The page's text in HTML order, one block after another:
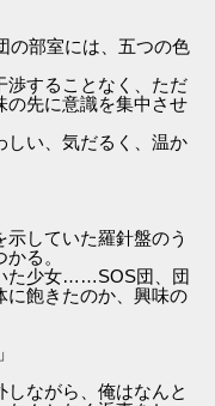
の部室には、五つの色
渉することなく、ただ
の先に意識を集中させ
しい、気だるく、温か
していた羅針盤のう
る。
た少女……SOS団、団
に飽きたのか、興味の
ながら、俺はなんと